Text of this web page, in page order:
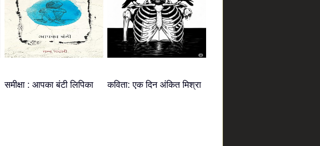
समीक्षा : आपका बंटी लिपिका कविता: एक दिन अंकित मिश्रा